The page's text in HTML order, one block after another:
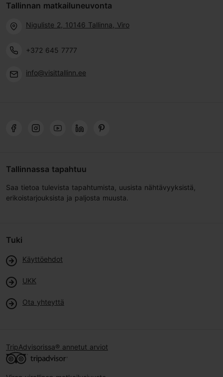
Tallinnan matkailuneuvonta
Niguliste 2, 10146 Tallinna, Viro
+372 645 7777
info@visittallinn.ee
Tallinnassa tapahtuu
Saa tietoa tulevista tapahtumista, uusista nähtävyyksistä,
erikoistarjouksista ja paljosta muusta.
Tuki
Käyttöehdot
UKK
Ota yhteyttä
TripAdvisorissa® annetut arviot